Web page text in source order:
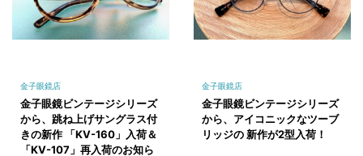
金子眼鏡店
金子眼鏡ビンテージシリーズ
から、跳ね上げサングラス付
きの新作 「KV-160」入荷＆
「KV-107」再入荷のお知ら
金子眼鏡店
金子眼鏡ビンテージシリーズ
から、アイコニックなツーブ
リッジの 新作が2型入荷！